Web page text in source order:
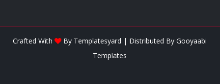
Crafted With By Templatesyard | Distributed ByGooyaabi
Templates